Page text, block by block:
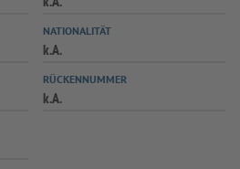
SPIELPLUS
NATIONALITÄT
k.A.
RÜCKENNUMMER
k.A.